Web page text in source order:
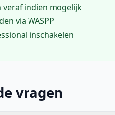
veraf indien mogelijk
via WASPP
inschakelen
vragen